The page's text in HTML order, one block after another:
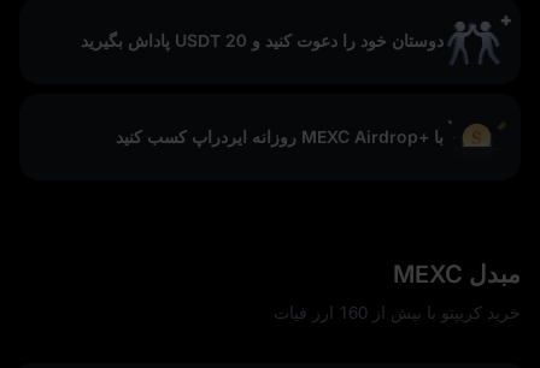
دوستان خود را دعوت کنید و 20 USDT پاداش بگیرید
با +MEXC Airdrop روزانه ایردراپ کسب کنید
مبدل MEXC
خرید کریپتو با بیش از 160 ارز فیات